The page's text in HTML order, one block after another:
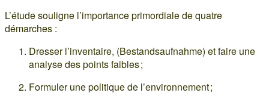
L’étude souligne l’importance primordiale de quatre
démarches :
Dresser l’inventaire, (Bestandsaufnahme) et faire une
analyse des points faibles ;
Formuler une politique de l’environnement ;